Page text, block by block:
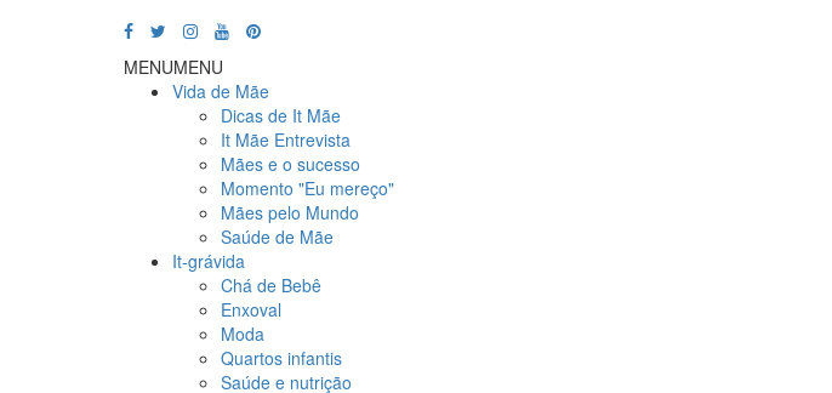
MENUMENU
Vida de Mãe
Dicas de It Mãe
It Mãe Entrevista
Mães e o sucesso
Momento "Eu mereço"
Mães pelo Mundo
Saúde de Mãe
It-grávida
Chá de Bebê
Enxoval
Moda
Quartos infantis
Saúde e nutrição